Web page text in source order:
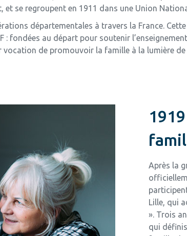
se regroupent en 1911 dans une Union
départementales à travers la France.
: fondées au départ pour soutenir
vocation de promouvoir la famille à la lumière
Après la
Lille, qui
». Trois
qui